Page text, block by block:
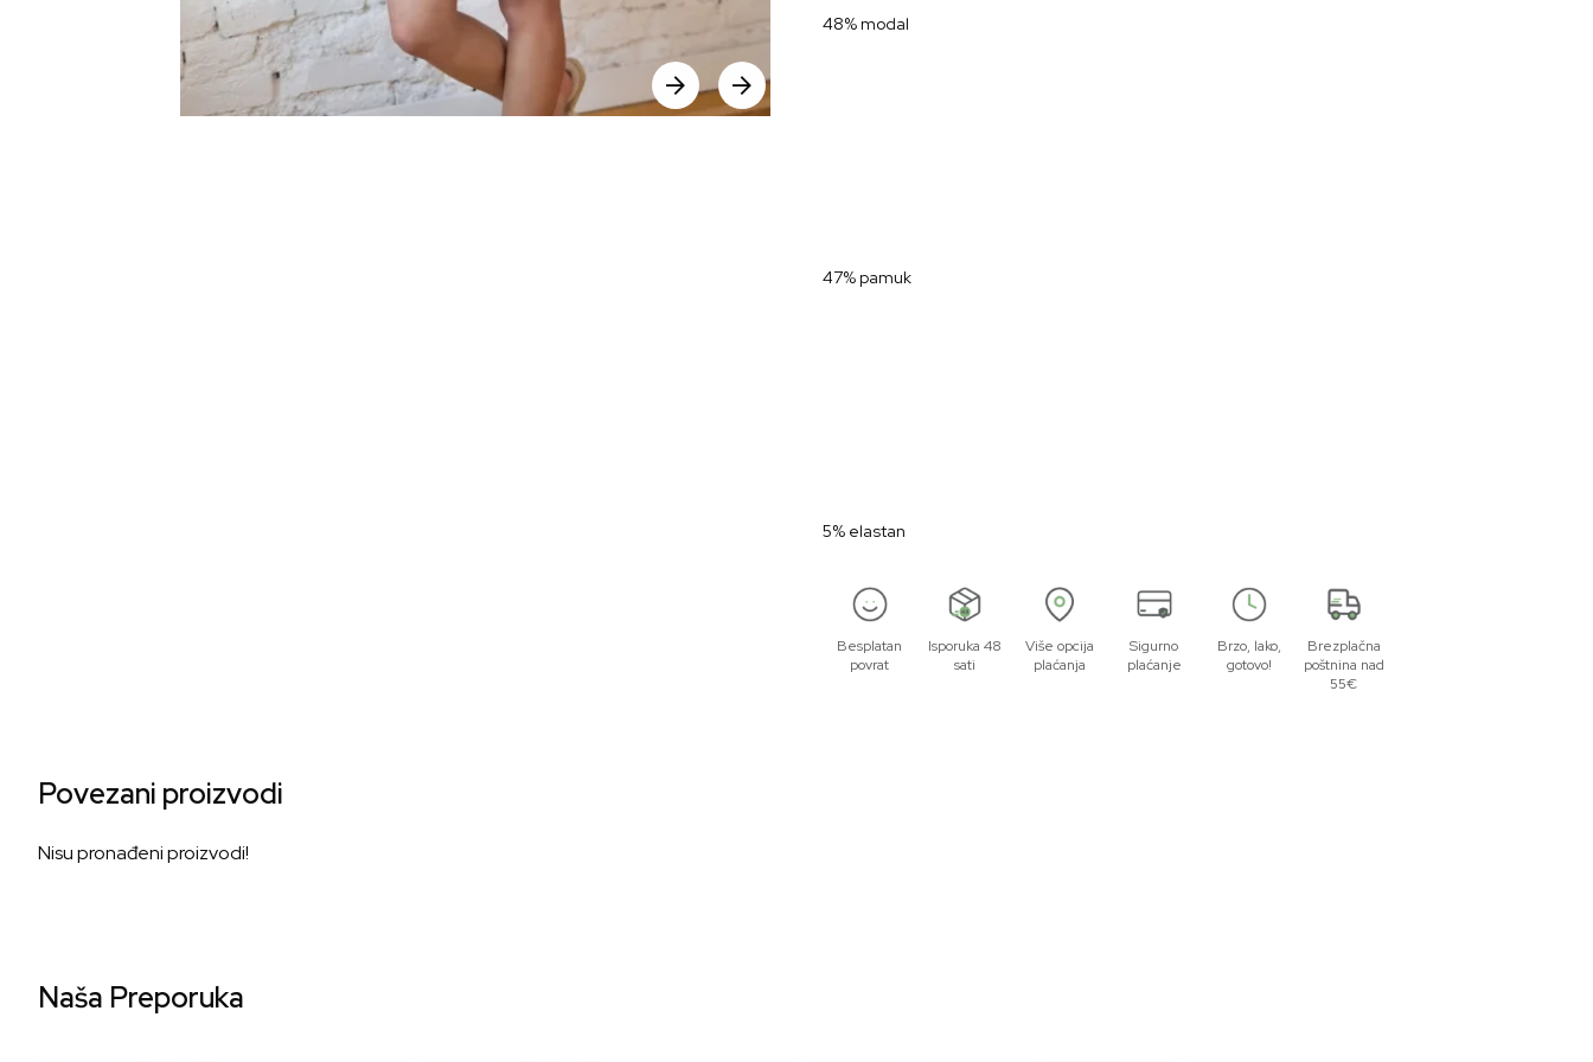
48% modal
47% pamuk
5% elastan
Besplatan
povrat
Isporuka 48
sati
Više opcija
plaćanja
Sigurno
plaćanje
Brzo, lako,
gotovo!
Brezplačna
poštnina nad
55€
Povezani proizvodi
Nisu pronađeni proizvodi!
Naša Preporuka